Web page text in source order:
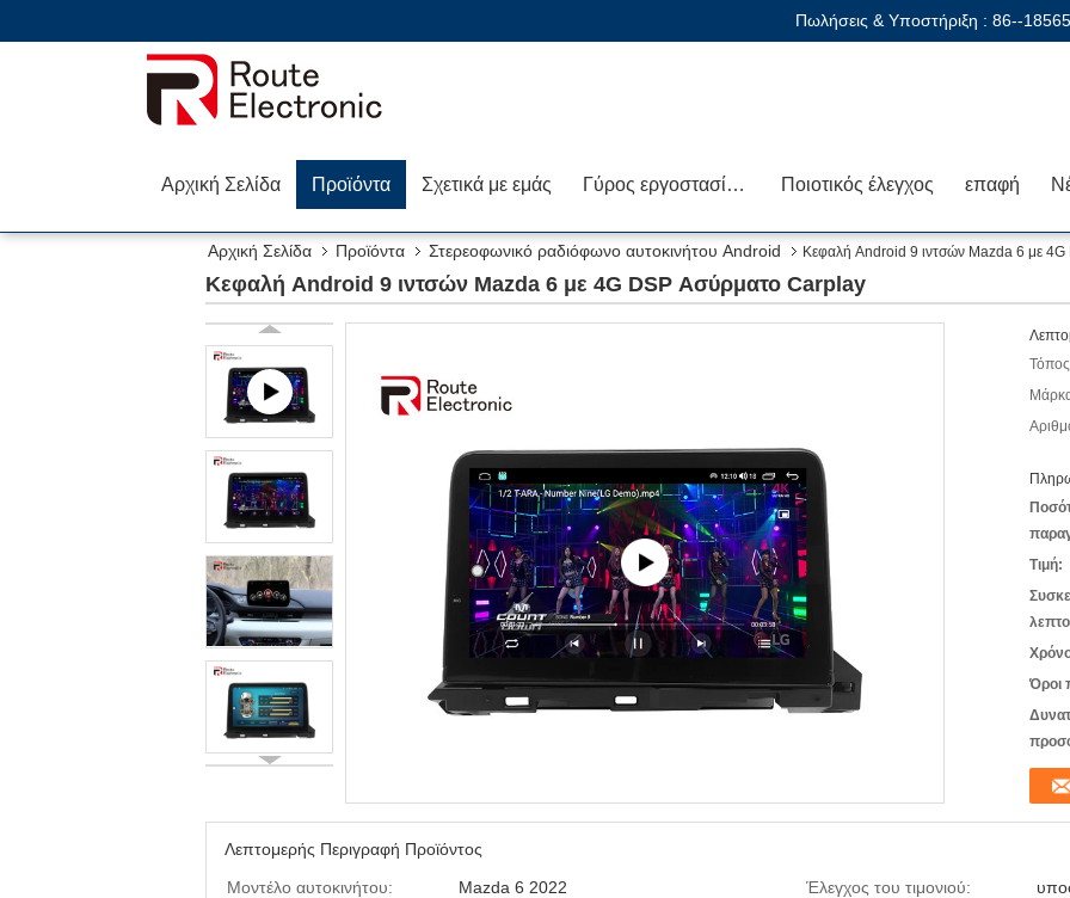
Πωλήσεις & Υποστήριξη : 86--
Αρχική Σελίδα Προϊόντα Σχετικά με εμάς Γύρος εργοστασίων Ποιοτικός έλεγχος επαφή
Αρχική Σελίδα Προϊόντα Στερεοφωνικό ραδιόφωνο αυτοκινήτου Android Κεφαλή Android 9 ιντσών Mazda 6 με
Κεφαλή Android 9 ιντσών Mazda 6 με 4G DSP Ασύρματο Carplay
Τιμή:
Όροι
Λεπτομερής Περιγραφή Προϊόντος
Μοντέλο αυτοκινήτου:
Mazda 6 2022 Έλεγχος του τιμονιού: